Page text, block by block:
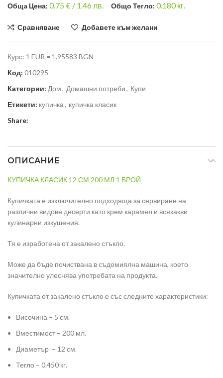
Общa Цена: 0.75€ / 1.46 лв. Общо Тегло: 0.180кг.
Сравняване Добавете към желани
Курс: 1 EUR = 1.95583 BGN
Код: 010295
Категории: Дом, Домашни потреби, Купи
Етикети: купичка, купичка класик
Share:
ОПИСАНИЕ
КУПИЧКА КЛАСИК 12 СМ 200 МЛ 1 БРОЙ
Купичката е изключително подходяща за сервиране на
различни видове десерти като крем карамел и всякакви
кулинарни изкушения.
Тя е изработена от закалено стъкло.
Може да бъде почиствана в съдомиялна машина, което
значително улеснява употребата на продукта.
Купичката от закалено стъкло е със следните характеристики:
Височина – 5 см.
Вместимост – 200 мл.
Диаметър – 12 см.
Тегло – 0.450 кг.